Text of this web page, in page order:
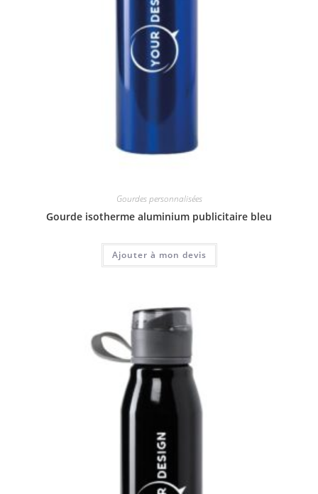
Gourdes personnalisées
Gourde isotherme aluminium publicitaire bleu
Ajouter à mon devis